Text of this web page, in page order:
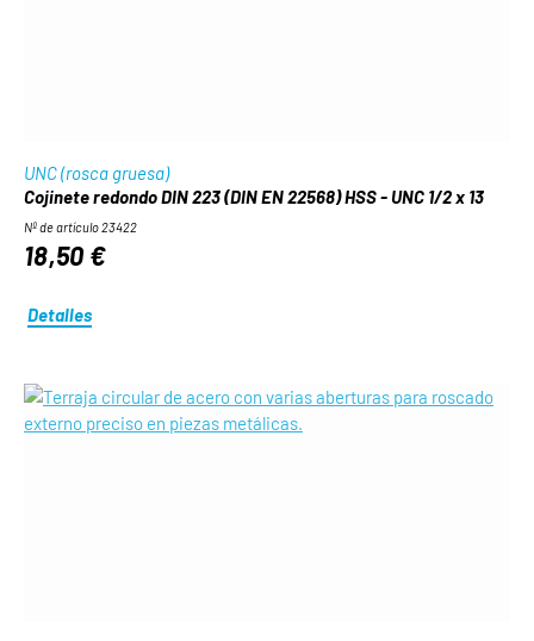
UNC (rosca gruesa)
Cojinete redondo DIN 223 (DIN EN 22568) HSS - UNC 1/2 x 13
Nº de artículo 23422
18,50 €
Detalles